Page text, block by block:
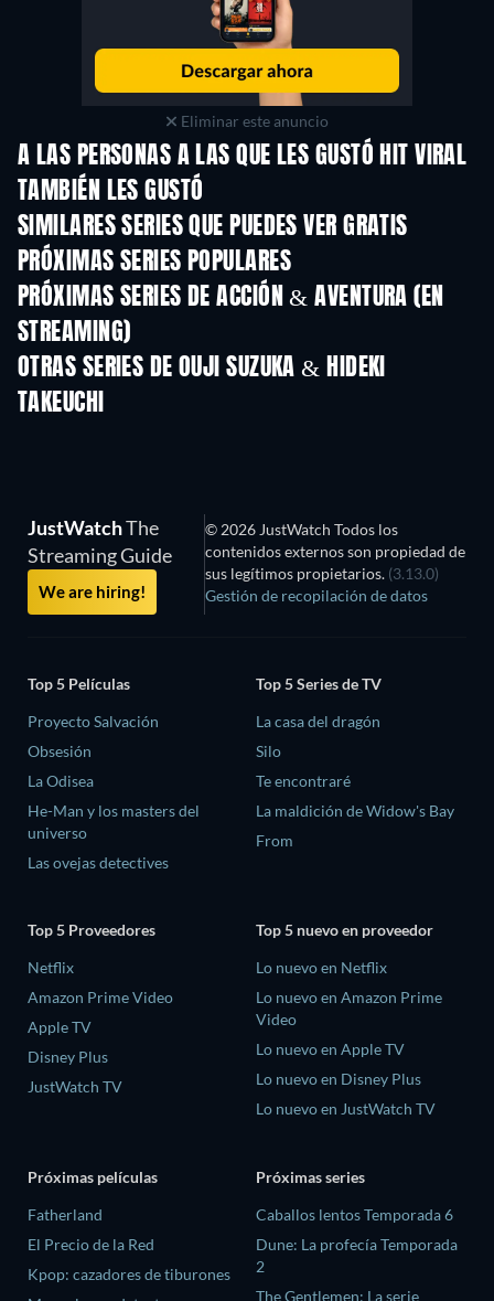
Eliminar este anuncio
A LAS PERSONAS A LAS QUE LES GUSTÓ HIT VIRAL
TAMBIÉN LES GUSTÓ
TV
SIMILARES SERIES QUE PUEDES VER GRATIS
TV
PRÓXIMAS SERIES POPULARES
TV
PRÓXIMAS SERIES DE ACCIÓN & AVENTURA (EN
STREAMING)Temporada 2
OTRAS SERIES DE OUJI SUZUKA & HIDEKI
TAKEUCHI
JustWatchThe
Streaming Guide
We are hiring!
© 2026 JustWatch Todos los
contenidos externos son propiedad de
sus legítimos propietarios. (3.13.0)
Gestión de recopilación de datos
Top 5 Películas
Proyecto Salvación
Obsesión
La Odisea
He-Man y los masters del
universo
Las ovejas detectives
Top 5 Series de TV
La casa del dragón
Silo
Te encontraré
La maldición de Widow's Bay
From
Top 5 Proveedores
Netflix
Amazon Prime Video
Apple TV
Disney Plus
JustWatch TV
Top 5 nuevo en proveedor
Lo nuevo en Netflix
Lo nuevo en Amazon Prime
Video
Lo nuevo en Apple TV
Lo nuevo en Disney Plus
Lo nuevo en JustWatch TV
Próximas películas
Fatherland
El Precio de la Red
Kpop: cazadores de tiburones
Próximas series
Caballos lentos Temporada 6
Dune: La profecía Temporada
2
The Gentlemen: La serie